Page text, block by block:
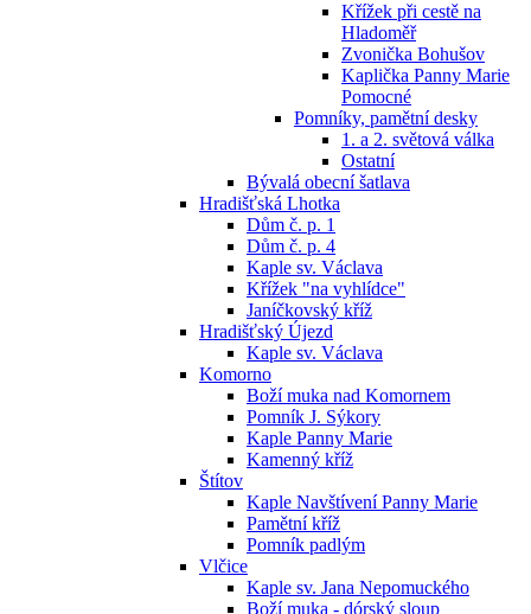
Křížek při cestě na
Hladoměř
Zvonička Bohušov
Kaplička Panny Marie
Pomocné
Pomníky, pamětní desky
1. a 2. světová válka
Ostatní
Bývalá obecní šatlava
Hradišťská Lhotka
Dům č. p. 1
Dům č. p. 4
Kaple sv. Václava
Křížek "na vyhlídce"
Janíčkovský kříž
Hradišťský Újezd
Kaple sv. Václava
Komorno
Boží muka nad Komornem
Pomník J. Sýkory
Kaple Panny Marie
Kamenný kříž
Štítov
Kaple Navštívení Panny Marie
Pamětní kříž
Pomník padlým
Vlčice
Kaple sv. Jana Nepomuckého
Boží muka - dórský sloup